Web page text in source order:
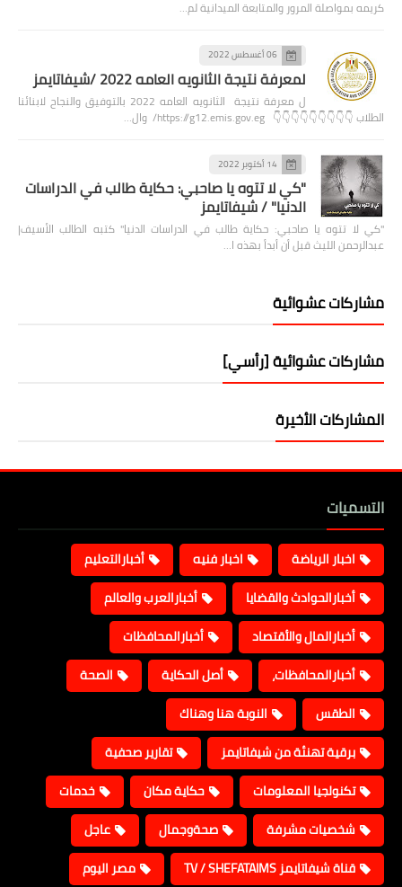
كريمه بمواصلة المرور والمتابعة الميدانية لم…
06 أغسطس 2022
لمعرفة نتيجة الثانويه العامه 2022 /شيفاتايمز
ل معرفة نتيجة الثانويه العامه 2022 بالتوفيق والنجاح لابنائنا
الطلاب 👇👇👇👇👇👇👇👇👇 https://g12.emis.gov.eg/ وال…
14 أكتوبر 2022
"كي لا تتوه يا صاحبي: حكاية طالب في الدراسات
الدنيا" / شيفاتايمز
"كي لا تتوه يا صاحبي: حكاية طالب في الدراسات الدنيا" كتبه الطالب الأسيف|
عبدالرحمن الليث قبل أن أبدأ بهذه ا…
مشاركات عشوائية
مشاركات عشوائية [رأسي]
المشاركات الأخيرة
التسميات
اخبار الرياضة اخبار فنيه
أخبارالتعليم
أخبارالحوادث والقضايا
أخبارالعرب والعالم
أخبارالمال والأقتصاد
أخبارالمحافظات
أخبارالمحافظات،
أصل الحكاية
الصحة
الطقس
النوبة هنا وهناك
برقية تهنئة من شيفاتايمز
تقارير صحفية
تكنولجيا المعلومات
حكاية مكان
خدمات
شخصيات مشرفة
صحةوجمال
عاجل
قناة شيفاتايمز TV / SHEFATAIMS
مصر اليوم